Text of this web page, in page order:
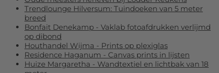
Trendlounge Hilversum: Tuindoeken van 5 meter
breed
Bonfait Denekamp - Vaklab fotoafdrukken verlijmd
op dibond
Houthandel Wijma - Prints op plexiglas
Residence Haganum - Canvas prints in lijsten
Huize Margaretha - Wandtextiel en lichtbak van 18